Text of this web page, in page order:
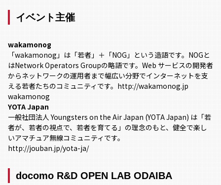
イベント主催
wakamonog
「wakamonog」は「若者」＋「NOG」という造語です。NOGと
はNetwork Operators Groupの略語です。Web サービスの開発者
からネットワークの運用者まで幅広い分野でインターネットを支
える若者たちのコミュニティです。http://wakamonog.jp
wakamonog
YOTA Japan
一般社団法人 Youngsters on the Air Japan (YOTA Japan) は「若
者が、若者の視点で、若者を育てる」の理念のもと、健全で楽し
いアマチュア無線コミュニティです。
http://jouban.jp/yota-ja/
docomo R&D OPEN LAB ODAIBA